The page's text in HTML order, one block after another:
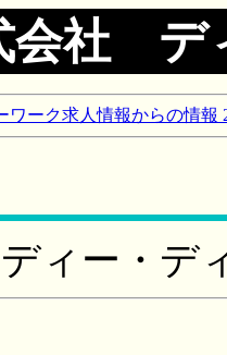
会社 デ
ワーク求人情報からの情報
ィー・デ